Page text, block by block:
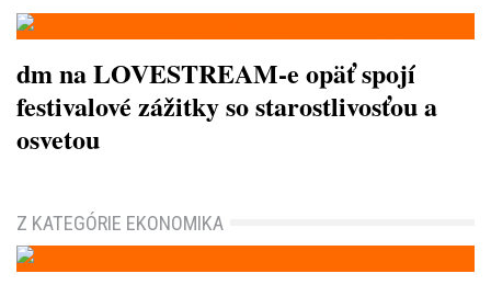
dm na LOVESTREAM-e opäť spojí
festivalové zážitky so starostlivosťou a
osvetou
Z KATEGÓRIE EKONOMIKA